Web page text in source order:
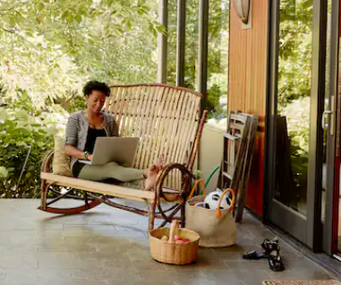
et vers le bas pour les parcourir ou en appuyant et en